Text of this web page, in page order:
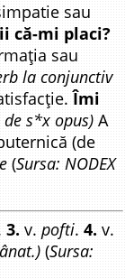
sau
că-mi placi?
sau
la conjunctiv
Îmi
s*x opus) A
(de
(Sursa: NODEX
3. v.pofti.4. v.
(Sursa: